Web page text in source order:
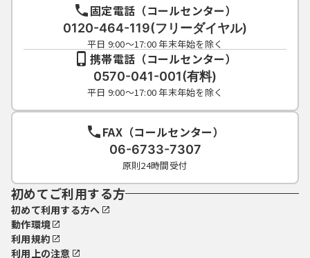
固定電話（コールセンター）
0120-464-119(フリーダイヤル)
平日 9:00～17:00 年末年始を除く
携帯電話（コールセンター）
0570-041-001(有料)
平日 9:00～17:00 年末年始を除く
FAX（コールセンター）
06-6733-7307
原則24時間受付
初めてご利用する方
初めて利用する方へ
動作環境
利用規約
利用上の注意